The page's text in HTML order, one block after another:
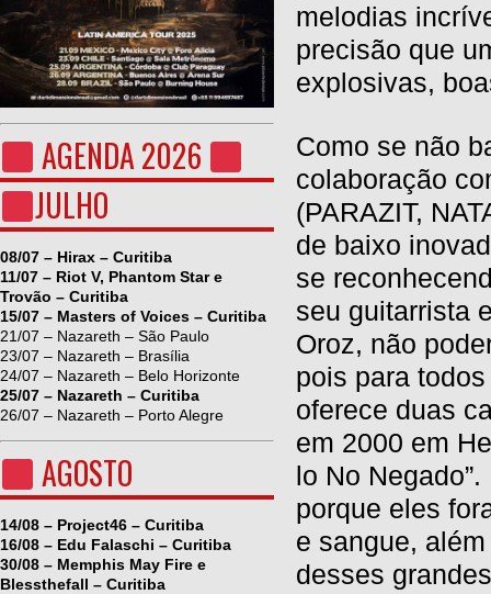
AGENDA 2026
JULHO
08/07 – Hirax – Curitiba
11/07 – Riot V, Phantom Star e
Trovão – Curitiba
15/07 – Masters of Voices – Curitiba
21/07 – Nazareth – São Paulo
23/07 – Nazareth – Brasília
24/07 – Nazareth – Belo Horizonte
25/07 – Nazareth – Curitiba
26/07 – Nazareth – Porto Alegre
AGOSTO
14/08 – Project46 – Curitiba
16/08 – Edu Falaschi – Curitiba
30/08 – Memphis May Fire e
Blessthefall – Curitiba
melodias
precisão que
explosivas,
Como se não
colaboração
(PARAZIT,
de baixo
se
seu guitarrista
Oroz, não
pois para
oferece duas
em 2000 em
lo No
porque eles
e sangue,
desses